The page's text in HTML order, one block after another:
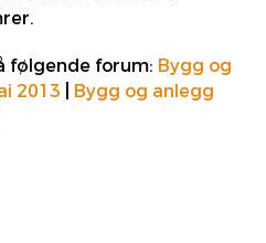
følgende forum: Bygg og
2013
Bygg og anlegg